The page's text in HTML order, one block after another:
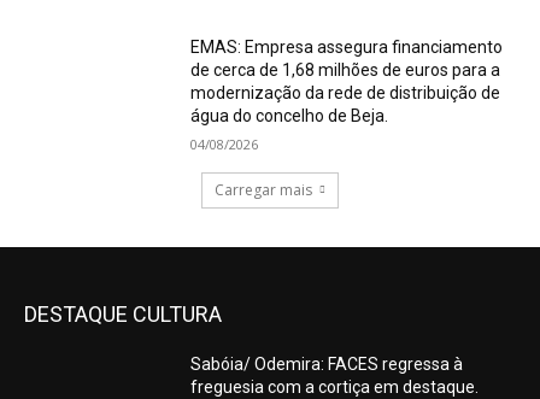
EMAS: Empresa assegura financiamento
de cerca de 1,68 milhões de euros para a
modernização da rede de distribuição de
água do concelho de Beja.
04/08/2026
Carregar mais
DESTAQUE CULTURA
Sabóia/ Odemira: FACES regressa à
freguesia com a cortiça em destaque.